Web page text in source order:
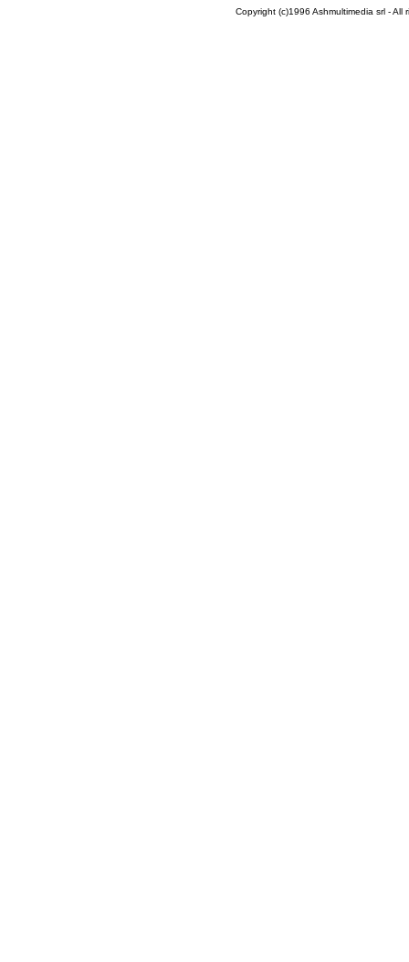
Copyright (c)1996 Ashmultimedia srl - All